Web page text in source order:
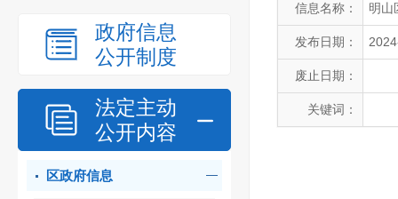
政府信息
公开制度
法定主动
公开内容
区政府信息
信息名称： 明山
发布日期：
废止日期：
关键词：